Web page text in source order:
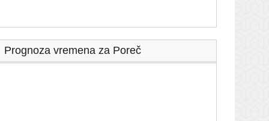
Prognoza vremena za Poreč